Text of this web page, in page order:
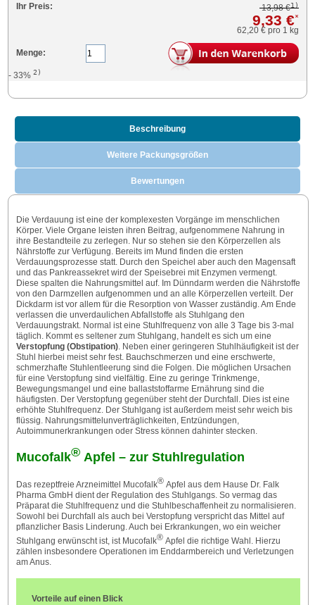
Ihr Preis: 13,98 €1)
9,33 €*
62,20 € pro 1 kg
Menge:
- 33%2)
Beschreibung
Weitere Packungsgrößen
Bewertungen
Die Verdauung ist eine der komplexesten Vorgänge im menschlichen
Körper. Viele Organe leisten ihren Beitrag, aufgenommene Nahrung in
ihre Bestandteile zu zerlegen. Nur so stehen sie den Körperzellen als
Nährstoffe zur Verfügung. Bereits im Mund finden die ersten
Verdauungsprozesse statt. Durch den Speichel aber auch den Magensaft
und das Pankreassekret wird der Speisebrei mit Enzymen vermengt.
Diese spalten die Nahrungsmittel auf. Im Dünndarm werden die Nährstoffe
von den Darmzellen aufgenommen und an alle Körperzellen verteilt. Der
Dickdarm ist vor allem für die Resorption von Wasser zuständig. Am Ende
verlassen die unverdaulichen Abfallstoffe als Stuhlgang den
Verdauungstrakt. Normal ist eine Stuhlfrequenz von alle 3 Tage bis 3-mal
täglich. Kommt es seltener zum Stuhlgang, handelt es sich um eine
Verstopfung (Obstipation). Neben einer geringeren Stuhlhäufigkeit ist der
Stuhl hierbei meist sehr fest. Bauchschmerzen und eine erschwerte,
schmerzhafte Stuhlentleerung sind die Folgen. Die möglichen Ursachen
für eine Verstopfung sind vielfältig. Eine zu geringe Trinkmenge,
Bewegungsmangel und eine ballaststoffarme Ernährung sind die
häufigsten. Der Verstopfung gegenüber steht der Durchfall. Dies ist eine
erhöhte Stuhlfrequenz. Der Stuhlgang ist außerdem meist sehr weich bis
flüssig. Nahrungsmittelunverträglichkeiten, Entzündungen,
Autoimmunerkrankungen oder Stress können dahinter stecken.
Mucofalk® Apfel – zur Stuhlregulation
Das rezeptfreie Arzneimittel Mucofalk® Apfel aus dem Hause Dr. Falk
Pharma GmbH dient der Regulation des Stuhlgangs. So vermag das
Präparat die Stuhlfrequenz und die Stuhlbeschaffenheit zu normalisieren.
Sowohl bei Durchfall als auch bei Verstopfung verspricht das Mittel auf
pflanzlicher Basis Linderung. Auch bei Erkrankungen, wo ein weicher
Stuhlgang erwünscht ist, ist Mucofalk® Apfel die richtige Wahl. Hierzu
zählen insbesondere Operationen im Enddarmbereich und Verletzungen
am Anus.
Vorteile auf einen Blick